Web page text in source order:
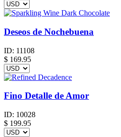
Deseos de Nochebuena
ID: 11108
$ 169.95
Fino Detalle de Amor
ID: 10028
$ 199.95